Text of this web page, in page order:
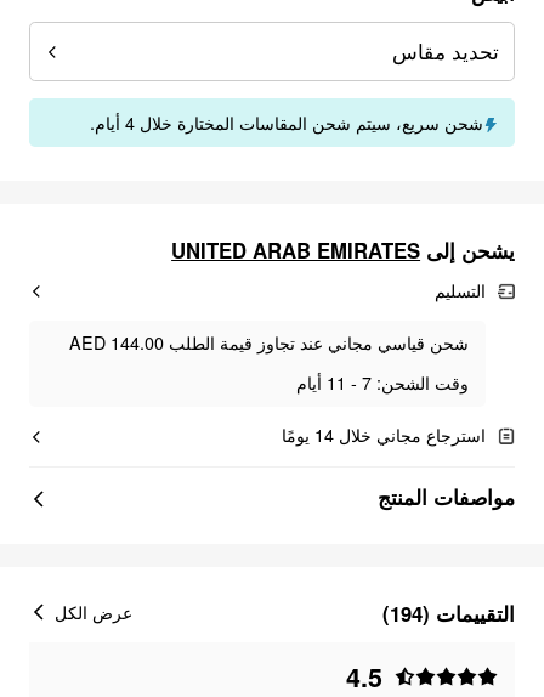
تحديد مقاس
شحن سريع، سيتم شحن المقاسات المختارة خلال 4 أيام.
يشحن إلى UNITED ARAB EMIRATES
التسليم
شحن قياسي مجاني عند تجاوز قيمة الطلب AED 144.00
وقت الشحن: 7 - 11 أيام
استرجاع مجاني خلال 14 يومًا
مواصفات المنتج
التقييمات (194)
4.5
عرض الكل